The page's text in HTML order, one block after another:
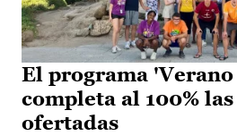
El programa 'Verano
completa al 100%
ofertadas